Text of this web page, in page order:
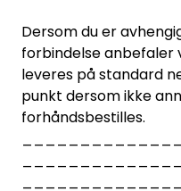
Dersom du er
forbindelse anbefaler
leveres på standard
punkt dersom ikke
forhåndsbestilles.